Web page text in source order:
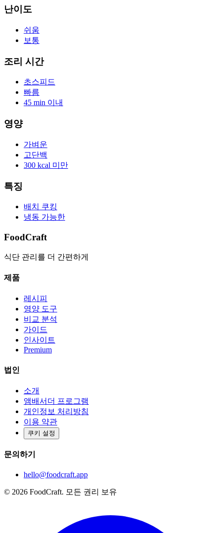
난이도
쉬움
보통
조리 시간
초스피드
빠름
45 min 이내
영양
가벼운
고단백
300 kcal 미만
특징
배치 쿠킹
냉동 가능한
FoodCraft
식단 관리를 더 간편하게
제품
레시피
영양 도구
비교 분석
가이드
인사이트
Premium
법인
소개
앰배서더 프로그램
개인정보 처리방침
이용 약관
쿠키 설정
문의하기
hello@foodcraft.app
© 2026 FoodCraft. 모든 권리 보유